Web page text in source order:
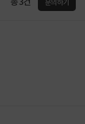
총 3건 문의하기